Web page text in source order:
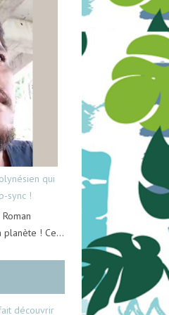
qui
sync !
planète ! Ce…
découvrir